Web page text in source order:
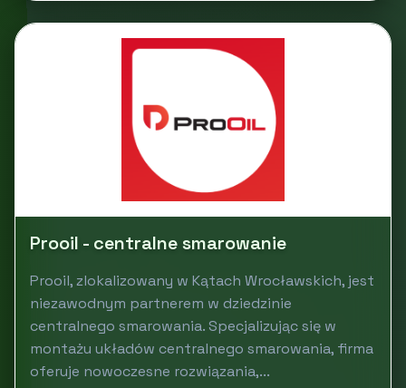
Prooil - centralne smarowanie
Prooil, zlokalizowany w Kątach Wrocławskich, jest
niezawodnym partnerem w dziedzinie
centralnego smarowania. Specjalizując się w
montażu układów centralnego smarowania, firma
oferuje nowoczesne rozwiązania,...